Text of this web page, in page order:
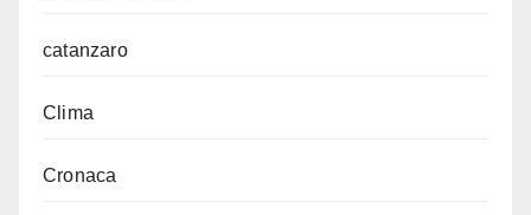
catanzaro
Clima
Cronaca